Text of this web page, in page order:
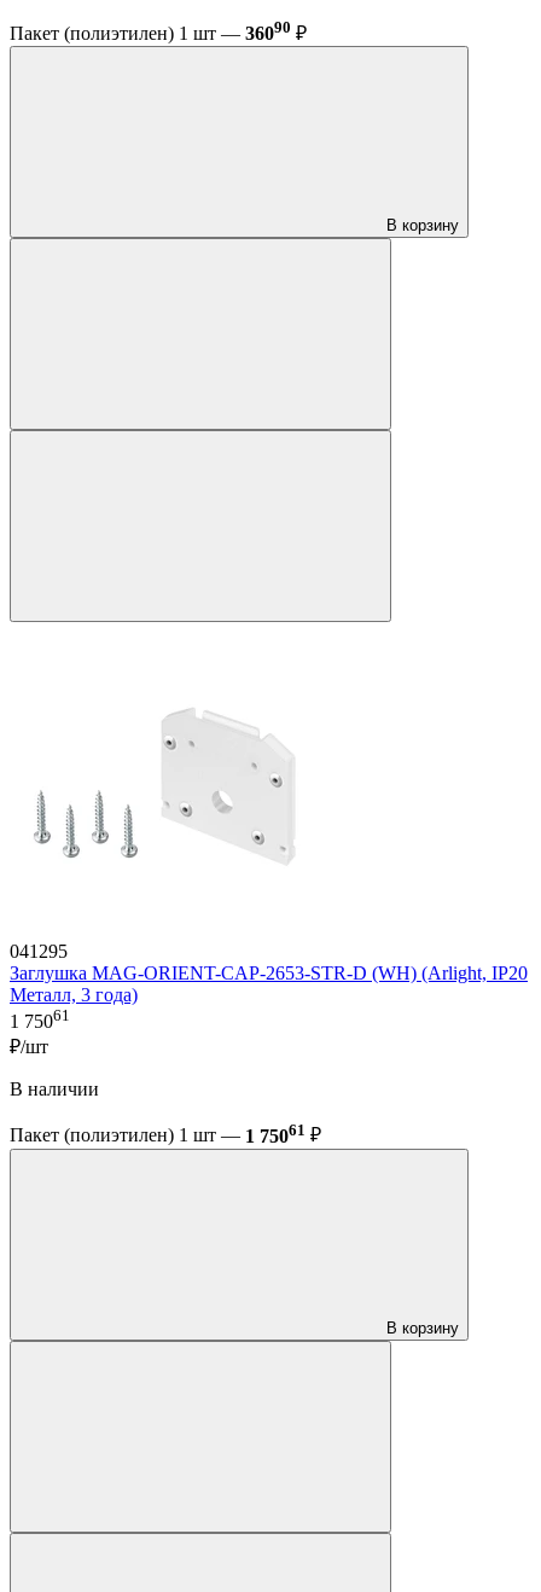
Пакет (полиэтилен) 1 шт — 36090 ₽
В корзину
041295
Заглушка MAG-ORIENT-CAP-2653-STR-D (WH) (Arlight, IP20
Металл, 3 года)
1 75061
₽/шт
В наличии
Пакет (полиэтилен) 1 шт — 1 75061 ₽
В корзину